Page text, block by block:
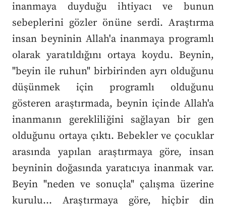
inanmaya duyduğu ihtiyacı ve bunun
sebeplerini gözler önüne serdi. Araştırma
insan beyninin Allah'a inanmaya programlı
olarak yaratıldığını ortaya koydu. Beynin,
"beyin ile ruhun" birbirinden ayrı olduğunu
düşünmek için programlı olduğunu
gösteren araştırmada, beynin içinde Allah'a
inanmanın gerekliliğini sağlayan bir gen
olduğunu ortaya çıktı. Bebekler ve çocuklar
arasında yapılan araştırmaya göre, insan
beyninin doğasında yaratıcıya inanmak var.
Beyin "neden ve sonuçla" çalışma üzerine
kurulu... Araştırmaya göre, hiçbir din